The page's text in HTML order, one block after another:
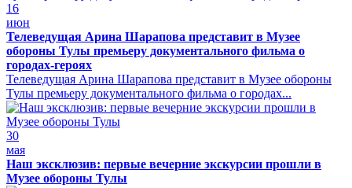
16
июн
Телеведущая Арина Шарапова представит в Музее
обороны Тулы премьеру документального фильма о
городах-героях
Телеведущая Арина Шарапова представит в Музее обороны
Тулы премьеру документального фильма о городах...
30
мая
Наш эксклюзив: первые вечерние экскурсии прошли в
Музее обороны Тулы